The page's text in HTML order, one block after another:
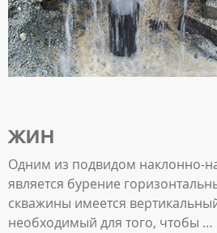
жин
Одним из подвидом наклонно-
является бурение
скважины имеется
необходимый для того, чтобы …